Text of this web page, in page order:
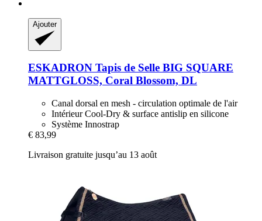
Ajouter
ESKADRON Tapis de Selle BIG SQUARE
MATTGLOSS, Coral Blossom, DL
Canal dorsal en mesh - circulation optimale de l'air
Intérieur Cool-Dry & surface antislip en silicone
Système Innostrap
€ 83,99
Livraison gratuite jusqu’au 13 août